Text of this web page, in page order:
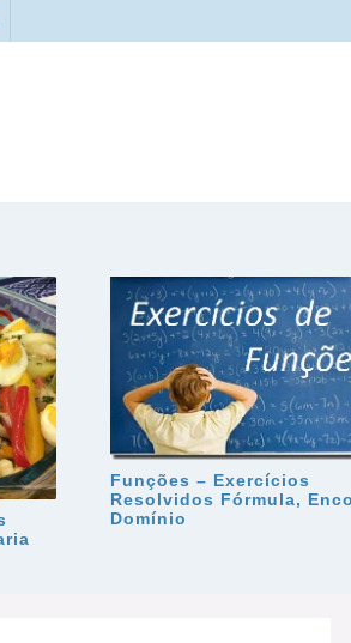
Funções – Exercícios
Resolvidos Fórmula,
Domínio